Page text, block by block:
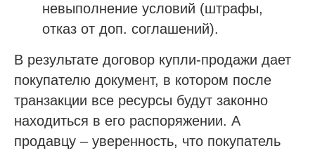
невыполнение условий (штрафы,
отказ от доп. соглашений).
В результате договор купли-продажи дает
покупателю документ, в котором после
транзакции все ресурсы будут законно
находиться в его распоряжении. А
продавцу – уверенность, что покупатель
© 2013-2026 Все права защищены
ИНН 110502949715 ОГРНИП 319470400025151
Политика конфиденциальности
Согласие на рекламную рассылку
Согласие на обработку персональных данных